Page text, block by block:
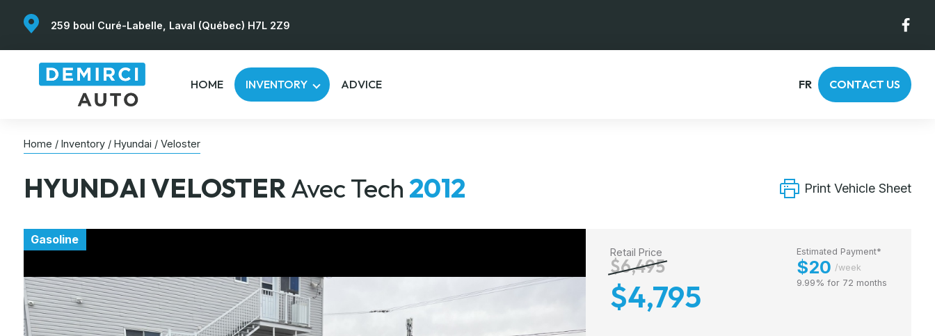
259 boul Curé-Labelle, Laval (Québec) H7L 2Z9
HOME INVENTORY ADVICE FR CONTACT US
Home / Inventory / Hyundai / Veloster
HYUNDAIVELOSTERAvec Tech 2012 Print Vehicle Sheet
Gasoline
Retail Price
$6,495
$4,795
Estimated Payment*
$20 /week
9.99% for 72 months